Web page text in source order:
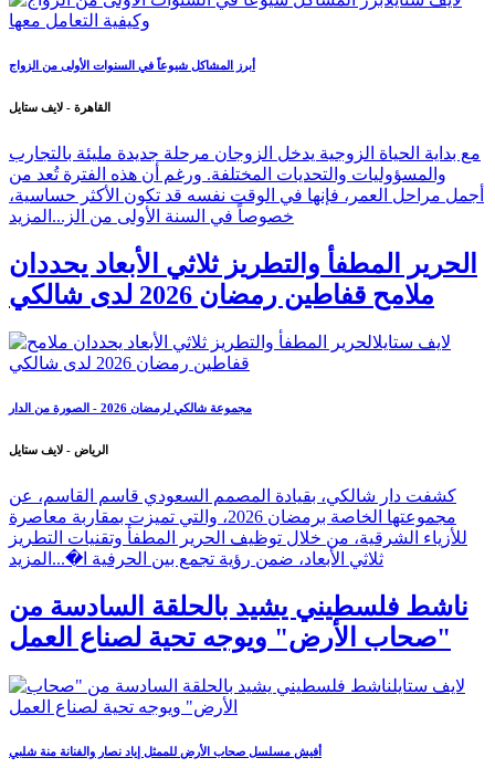
أبرز المشاكل شيوعاً في السنوات الأولى من الزواج
القاهرة - لايف ستايل
مع بداية الحياة الزوجية يدخل الزوجان مرحلة جديدة مليئة بالتجارب
والمسؤوليات والتحديات المختلفة. ورغم أن هذه الفترة تُعد من
أجمل مراحل العمر، فإنها في الوقت نفسه قد تكون الأكثر حساسية،
خصوصاً في السنة الأولى من الز... المزيد
الحرير المطفأ والتطريز ثلاثي الأبعاد يحددان
ملامح قفاطين رمضان 2026 لدى شالكي
مجموعة شالكي لرمضان 2026 - الصورة من الدار
الرياض - لايف ستايل
كشفت دار شالكي، بقيادة المصمم السعودي قاسم القاسم، عن
مجموعتها الخاصة برمضان 2026، والتي تميزت بمقاربة معاصرة
للأزياء الشرقية، من خلال توظيف الحرير المطفأ وتقنيات التطريز
ثلاثي الأبعاد، ضمن رؤية تجمع بين الحرفية ا�... المزيد
ناشط فلسطيني يشيد بالحلقة السادسة من
"صحاب الأرض" ويوجه تحية لصناع العمل
أفيش مسلسل صحاب الأرض للممثل إياد نصار والفنانة منة شلبي